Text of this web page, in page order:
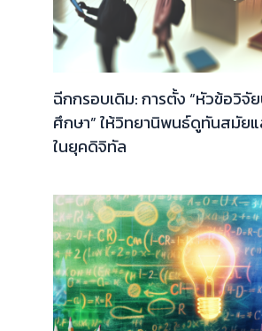
ฉีกกรอบเดิม: การตั้ง “หัวข้อวิจั
ศึกษา” ให้วิทยานิพนธ์ดูทันสมัย
ในยุคดิจิทัล